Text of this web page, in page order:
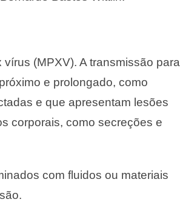
(MPXV). A transmissão para
e prolongado, como
e que apresentam lesões
corporais, como secreções e
com fluidos ou materiais